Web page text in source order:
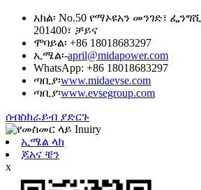
አክል፡ No.50 የማኦዩአን መንገድ፣
201400፣ ቻይና
ሞባይል፡ +86 18018683297
ኢሜል፡-april@midapower.com
WhatsApp: +86 18018683297
ጣቢያ፡www.midaevse.com
ጣቢያ፡www.evsegroup.com
ሰብስክራይብ ያድርጉ
ኢሜል ላክ
ጆአና ቼን
x